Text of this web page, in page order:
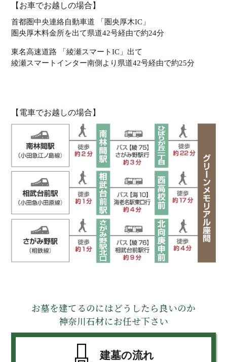
【お車でお越しの場合】
首都圏中央連絡自動車道 「圏央厚木IC」
圏央厚木料金所を出て県道42号経由で約24分
東名高速道路 「綾瀬スマートIC」出て
綾瀬スマートインター南側より県道42号経由で約25分
【電車でお越しの場合】
お墓を建てるのにはどうしたら良いのか
神奈川石材にお任せ下さい
建墓の流れ